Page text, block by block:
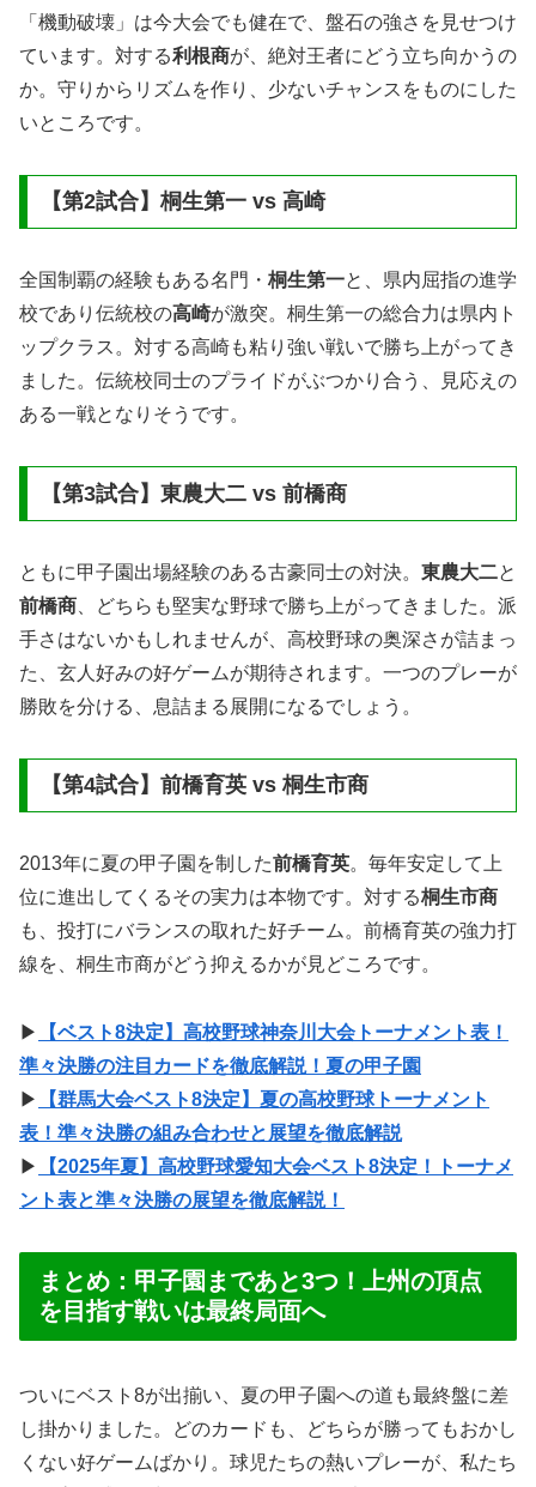
「機動破壊」は今大会でも健在で、盤石の強さを見せつけ
ています。対する利根商が、絶対王者にどう立ち向かうの
か。守りからリズムを作り、少ないチャンスをものにした
いところです。
【第2試合】桐生第一 vs 高崎
全国制覇の経験もある名門・ 桐生第一と、県内屈指の進学
校であり伝統校の高崎が激突。桐生第一の総合力は県内ト
ップクラス。対する高崎も粘り強い戦いで勝ち上がってき
ました。伝統校同士のプライドがぶつかり合う、見応えの
ある一戦となりそうです。
【第3試合】東農大二 vs 前橋商
ともに甲子園出場経験のある古豪同士の対決。 東農大二と
前橋商 、どちらも堅実な野球で勝ち上がってきました。派
手さはないかもしれませんが、高校野球の奥深さが詰まっ
た、玄人好みの好ゲームが期待されます。一つのプレーが
勝敗を分ける、息詰まる展開になるでしょう。
【第4試合】前橋育英 vs 桐生市商
2013年に夏の甲子園を制した前橋育英。毎年安定して上
位に進出してくるその実力は本物です。対する桐生市商
も、投打にバランスの取れた好チーム。前橋育英の強力打
線を、桐生市商がどう抑えるかが見どころです。
▶
【ベスト8決定】高校野球神奈川大会トーナメント表！
準々決勝の注目カードを徹底解説！夏の甲子園
▶
【群馬大会ベスト8決定】夏の高校野球トーナメント
表！準々決勝の組み合わせと展望を徹底解説
▶
【2025年夏】高校野球愛知大会ベスト8決定！トーナメ
ント表と準々決勝の展望を徹底解説！
まとめ：甲子園まであと3つ！上州の頂点
を目指す戦いは最終局面へ
ついにベスト8が出揃い、夏の甲子園への道も最終盤に差
し掛かりました。どのカードも、どちらが勝ってもおかし
くない好ゲームばかり。球児たちの熱いプレーが、私たち